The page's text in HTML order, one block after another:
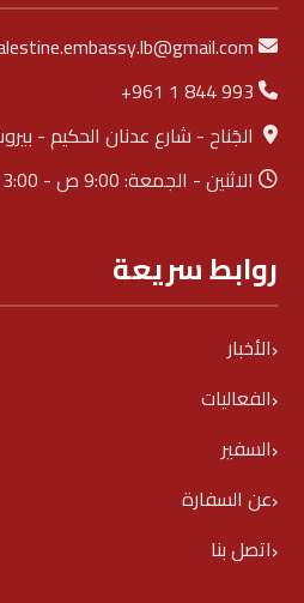
+961 1 844 993
الجَناح - شارع عدنان الحكيم -
الاثنين - الجمعة: 9:00 ص - 3:00 م
روابط سريعة
الأخبار
الفعاليات
السفير
عن السفارة
اتصل بنا